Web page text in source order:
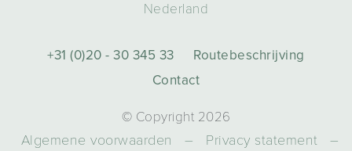
Nederland
+31 (0)20 - 30 345 33
Routebeschrijving
Contact
© Copyright 2026
Algemene voorwaarden – Privacy statement
–